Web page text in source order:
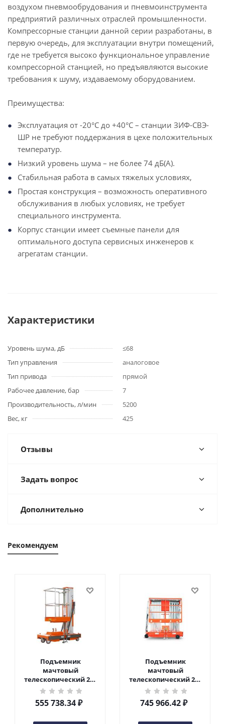
воздухом пневмообрудования и пневмоинструмента
предприятий различных отраслей промышленности.
Компрессорные станции данной серии разработаны, в
первую очередь, для эксплуатации внутри помещений,
где не требуется высоко функциональное управление
компрессорной станцией, но предъявляются высокие
требования к шуму, издаваемому оборудованием.
Преимущества:
Эксплуатация от -20°С до +40°С – станции ЗИФ-СВЭ-
ШР не требуют поддержания в цехе положительных
температур.
Низкий уровень шума – не более 74 дБ(А).
Стабильная работа в самых тяжелых условиях,
Простая конструкция – возможность оперативного
обслуживания в любых условиях, не требует
специального инструмента.
Корпус станции имеет съемные панели для
оптимального доступа сервисных инженеров к
агрегатам станции.
Характеристики
Уровень шума, дБ
≤68
Тип управления
аналоговое
Тип привода
прямой
Рабочее давление, бар
7
Производительность, л/мин
5200
Вес, кг
425
Отзывы
Задать вопрос
Дополнительно
Рекомендуем
Подъемник
мачтовый
телескопический 200
кг 6 м TOR GTWY6-200S
DC 2-мачтовый
(автономный) (G) в
555 738.34₽
Подъемник
мачтовый
телескопический 200
кг 10 м TOR GTWY10-
200S DC 2-мачтовый
(автономный) (N) в
745 966.42₽